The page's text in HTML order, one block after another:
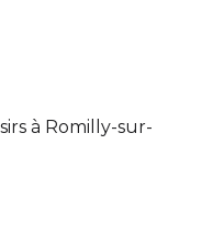
à Romilly-sur-